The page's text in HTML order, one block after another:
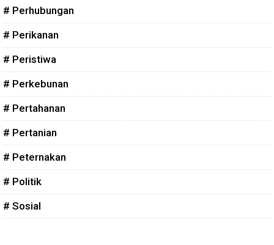
# Perhubungan
# Perikanan
# Peristiwa
# Perkebunan
# Pertahanan
# Pertanian
# Peternakan
# Politik
# Sosial